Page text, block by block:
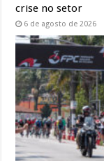
crise no setor
6 de agosto de 2026